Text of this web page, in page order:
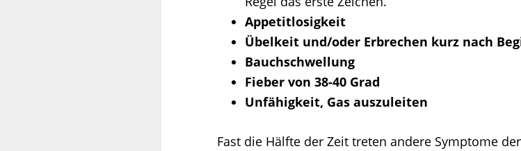
Appetitlosigkeit
Übelkeit und/oder Erbrechen kurz nach
Bauchschwellung
Fieber von 38-40 Grad
Unfähigkeit, Gas auszuleiten
Fast die Hälfte der Zeit treten andere Symptome